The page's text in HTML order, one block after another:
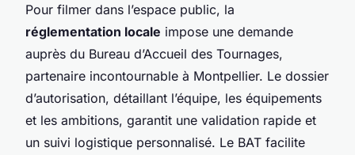
Pour filmer dans l’espace public, la
réglementation locale impose une demande
auprès du Bureau d’Accueil des Tournages,
partenaire incontournable à Montpellier. Le dossier
d’autorisation, détaillant l’équipe, les équipements
et les ambitions, garantit une validation rapide et
un suivi logistique personnalisé. Le BAT facilite